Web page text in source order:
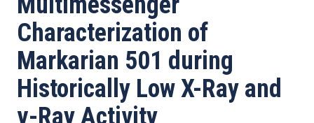
ayuda
a
la
navegación
Characterization of
Markarian 501 during
Historically Low X-Ray and
γ-Ray Activity